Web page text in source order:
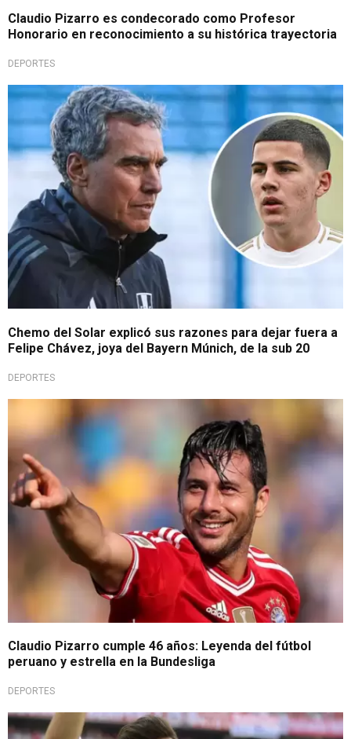
Claudio Pizarro es condecorado como Profesor
Honorario en reconocimiento a su histórica trayectoria
DEPORTES
Contundente
Chemo del Solar explicó sus razones para dejar fuera a
Felipe Chávez, joya del Bayern Múnich, de la sub 20
DEPORTES
Carrera llena de reconocimientos
Claudio Pizarro cumple 46 años: Leyenda del fútbol
peruano y estrella en la Bundesliga
DEPORTES
Para todo el mundo